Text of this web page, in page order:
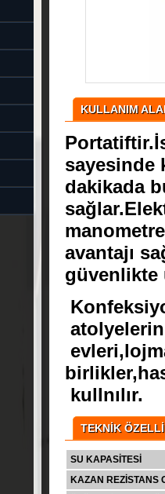
KULLANIM
sayesinde
dakikada
avantajı
güvenlikte
kullnılır.
TEKNİK
SU KAPASİTESİ
KAZAN REZİSTANS